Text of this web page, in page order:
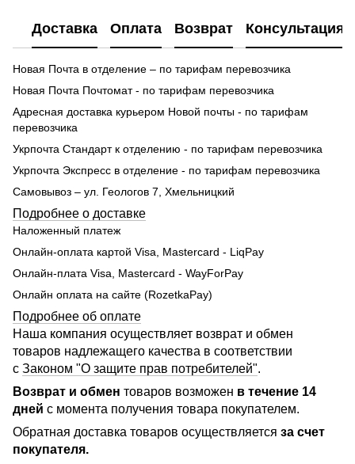
Доставка Оплата Возврат Консультация
Новая Почта в отделение – по тарифам перевозчика
Новая Почта Почтомат - по тарифам перевозчика
Адресная доставка курьером Новой почты - по тарифам
перевозчика
Укрпочта Стандарт к отделению - по тарифам перевозчика
Укрпочта Экспресс в отделение - по тарифам перевозчика
Самовывоз – ул. Геологов 7, Хмельницкий
Подробнее о доставке
Наложенный платеж
Онлайн-оплата картой Visa, Mastercard - LiqPay
Онлайн-плата Visa, Mastercard - WayForPay
Онлайн оплата на сайте (RozetkaPay)
Подробнее об оплате
Наша компания осуществляет возврат и обмен
товаров надлежащего качества в соответствии
с Законом "О защите прав потребителей".
Возврат и обмен товаров возможен в течение 14
дней с момента получения товара покупателем.
Обратная доставка товаров осуществляется за счет
покупателя.